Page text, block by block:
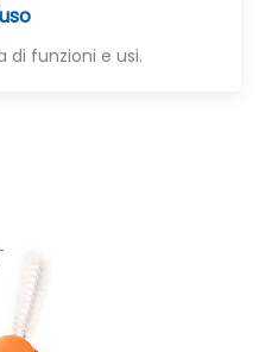
di funzioni e usi.